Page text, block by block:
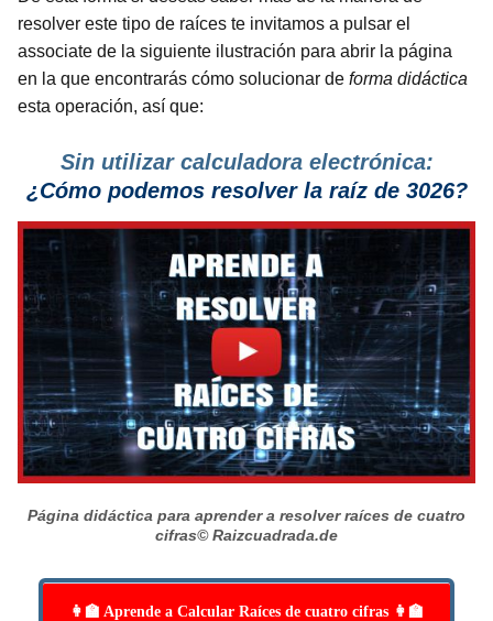
resolver este tipo de raíces te invitamos a pulsar el
associate de la siguiente ilustración para abrir la página
en la que encontrarás cómo solucionar de forma didáctica
esta operación, así que:
Sin utilizar calculadora electrónica:
¿Cómo podemos resolver la raíz de 3026?
Página didáctica para aprender a resolver raíces de cuatro
cifras© Raizcuadrada.de
👩‍🏫 Aprende a Calcular Raíces de cuatro cifras 👩‍🏫